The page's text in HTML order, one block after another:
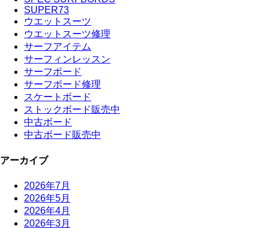
SUPER73
ウエットスーツ
ウエットスーツ修理
サーフアイテム
サーフィンレッスン
サーフボード
サーフボード修理
スケートボード
ストックボード販売中
中古ボード
中古ボード販売中
アーカイブ
2026年7月
2026年5月
2026年4月
2026年3月